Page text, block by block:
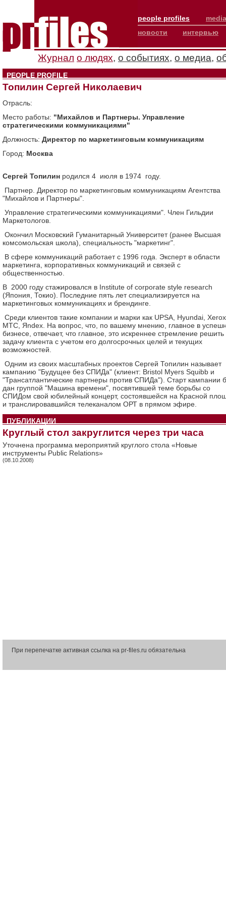
people profiles
новости
интервью
Журнал о людях, о событиях, о медиа,
PEOPLE PROFILE
Топилин Сергей Николаевич
Отрасль:
Место работы: "Михайлов и Партнеры. Управление
стратегическими коммуникациями"
Должность: Директор по маркетинговым коммуникациям
Город: Москва
Сергей Топилин родился 4 июля в 1974 году.
Партнер. Директор по маркетинговым коммуникациям Агентства
"Михайлов и Партнеры".
Управление стратегическими коммуникациями". Член Гильдии
Маркетологов.
Окончил Московский Гуманитарный Университет (ранее Высшая
комсомольская школа), специальность "маркетинг".
В сфере коммуникаций работает с 1996 года. Эксперт в области
маркетинга, корпоративных коммуникаций и связей с
общественностью.
В 2000 году стажировался в Institute of corporate style research
(Япония, Токио). Последние пять лет специализируется на
маркетинговых коммуникациях и брендинге.
Среди клиентов такие компании и марки как UPSA, Hyundai,
МТС, Яndex. На вопрос, что, по вашему мнению, главное в
бизнесе, отвечает, что главное, это искреннее стремление решить
задачу клиента с учетом его долгосрочных целей и текущих
возможностей.
Одним из своих масштабных проектов Сергей Топилин называет
кампанию "Будущее без СПИДа" (клиент: Bristol Myers Squibb и
"Трансатлантические партнеры против СПИДа"). Старт кампании
дан группой "Машина времени", посвятившей теме борьбы со
СПИДом свой юбилейный концерт, состоявшейся на Красной
и транслировавшийся телеканалом ОРТ в прямом эфире.
ПУБЛИКАЦИИ
Круглый стол закруглится через три часа
Уточнена программа мероприятий круглого стола «Новые
инструменты Public Relations»
(08.10.2008)
При перепечатке активная ссылка на pr-files.ru обязательна